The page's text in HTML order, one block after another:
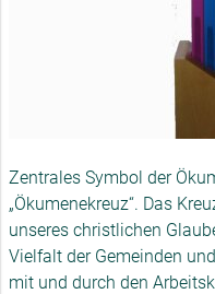
Zentrales Symbol der
„Ökumenekreuz“. Das
unseres christlichen
Vielfalt der Gemeinden
mit und durch den